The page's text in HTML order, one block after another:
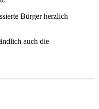
Bürger herzlich
auch die